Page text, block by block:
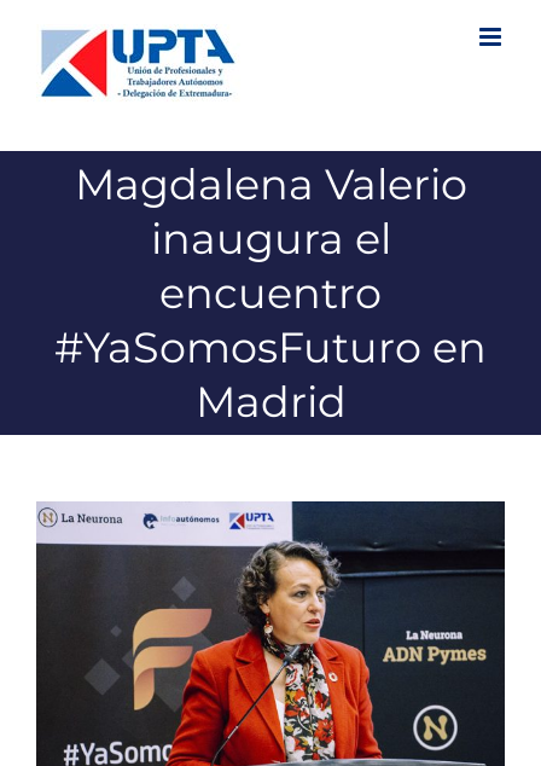
contenido
Magdalena Valerio
inaugura el
encuentro
#YaSomosFuturo en
Madrid
Ver
imagen